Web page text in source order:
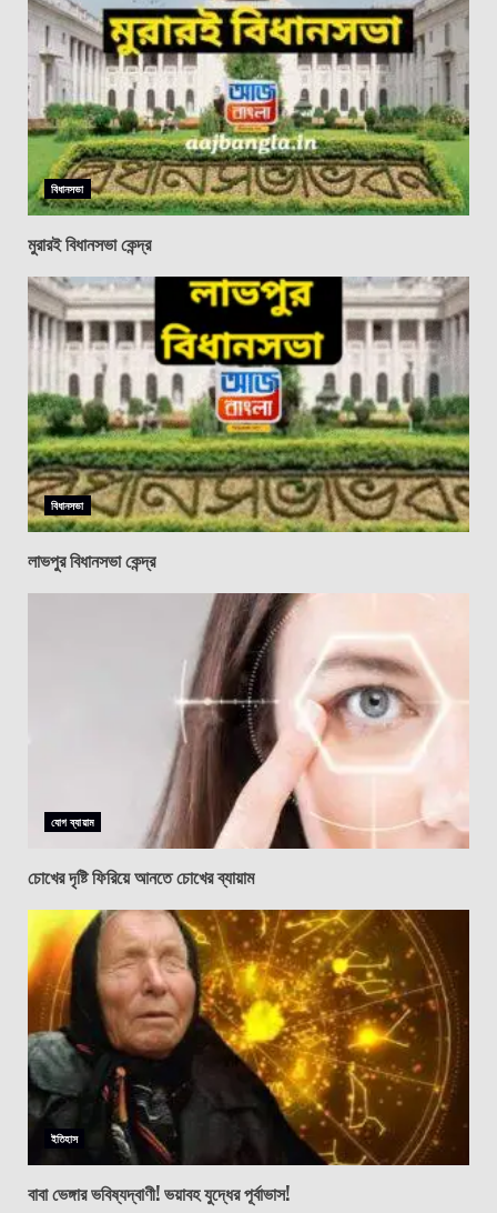
বিধানসভা
মুরারই বিধানসভা কেন্দ্র
বিধানসভা
লাভপুর বিধানসভা কেন্দ্র
যোগ ব্যায়াম
চোখের দৃষ্টি ফিরিয়ে আনতে চোখের ব্যায়াম
ইতিহাস
বাবা ভেঙ্গার ভবিষ্যদ্বাণী! ভয়াবহ যুদ্ধের পূর্বাভাস!